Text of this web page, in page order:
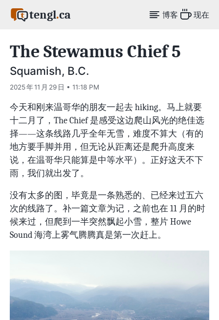
tengl.ca 博客 现在
The Stewamus Chief 5
Squamish, B.C.
2025 年 11 月 29 日 • 11:18 PM
今天和刚来温哥华的朋友一起去 hiking。马上就要
十二月了，The Chief 是感受这边爬山风光的绝佳选
择——这条线路几乎全年无雪，难度不算大（有的
地方要手脚并用，但无论从距离还是爬升高度来
说，在温哥华只能算是中等水平）。正好这天不下
雨，我们就出发了。
没有太多的图，毕竟是一条熟悉的、已经来过五六
次的线路了。补一篇文章为记，之前也在 11 月的时
候来过，但爬到一半突然飘起小雪，整片 Howe
Sound 海湾上雾气腾腾真是第一次赶上。